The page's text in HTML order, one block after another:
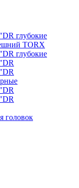
глубокие
TORX
глубокие
головок